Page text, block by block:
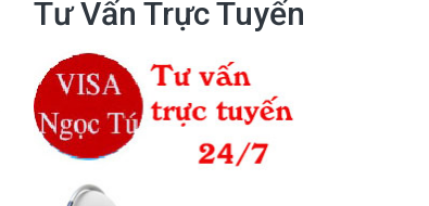
Tư Vấn Trực Tuyến